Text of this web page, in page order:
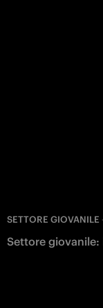
SETTORE GIOVANILE
Settore